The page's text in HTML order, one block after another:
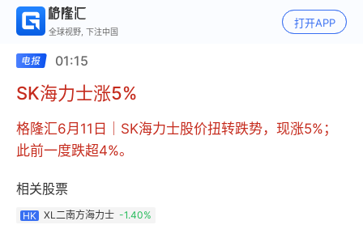
全球视野, 下注中国
打开APP
01:15
SK海力士涨5%
格隆汇6月11日｜SK海力士股价扭转跌势，现涨5%；
此前一度跌超4%。
相关股票
HK XL二南方海力士 -1.40%